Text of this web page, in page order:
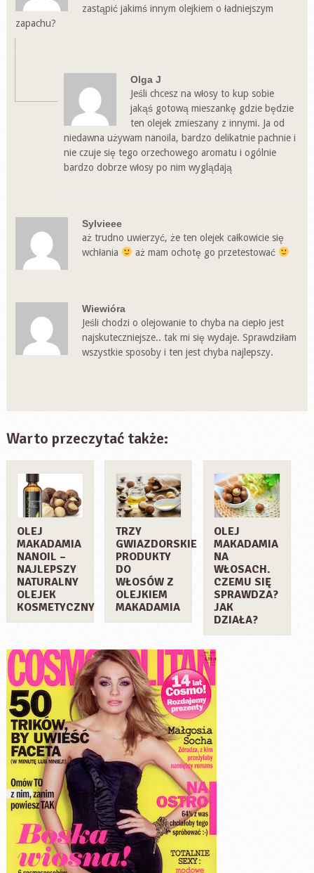
zastąpić jakimś innym olejkiem o ładniejszym
zapachu?
Olga J
Jeśli chcesz na włosy to kup sobie
jakąś gotową mieszankę gdzie będzie
ten olejek zmieszany z innymi. Ja od
niedawna używam nanoila, bardzo delikatnie pachnie i
nie czuje się tego orzechowego aromatu i ogólnie
bardzo dobrze włosy po nim wyglądają
Sylvieee
aż trudno uwierzyć, że ten olejek całkowicie się
wchłania
aż mam ochotę go przetestować
Wiewióra
Jeśli chodzi o olejowanie to chyba na ciepło jest
najskuteczniejsze.. tak mi się wydaje. Sprawdziłam
wszystkie sposoby i ten jest chyba najlepszy.
Warto przeczytać także:
OLEJ
MAKADAMIA
NANOIL –
NAJLEPSZY
NATURALNY
OLEJEK
KOSMETYCZNY
TRZY
GWIAZDORSKIE
PRODUKTY
DO
WŁOSÓW Z
OLEJKIEM
MAKADAMIA
OLEJ
MAKADAMIA
NA
WŁOSACH.
CZEMU SIĘ
SPRAWDZA?
JAK
DZIAŁA?